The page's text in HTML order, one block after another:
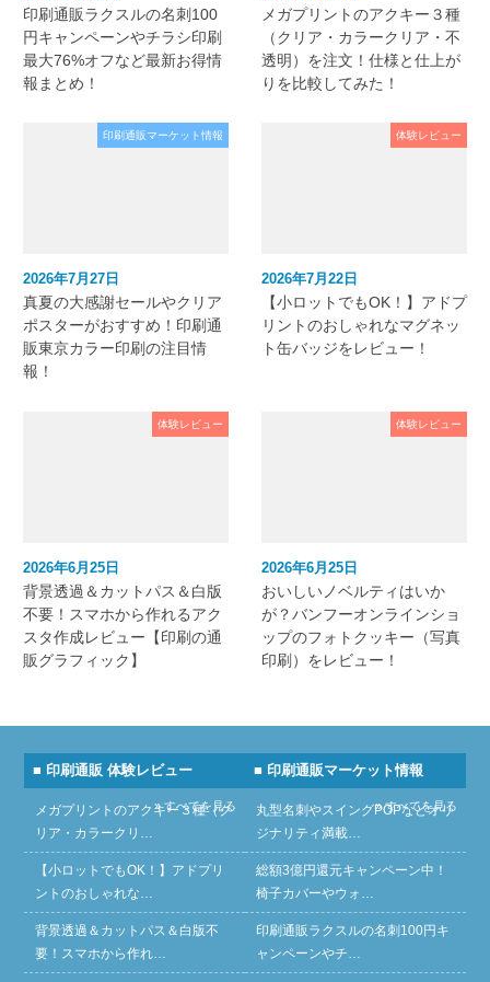
印刷通販ラクスルの名刺100
円キャンペーンやチラシ印刷
最大76%オフなど最新お得情
報まとめ！
メガプリントのアクキー３種
（クリア・カラークリア・不
透明）を注文！仕様と仕上が
りを比較してみた！
印刷通販マーケット情報
2026年7月27日
真夏の大感謝セールやクリア
ポスターがおすすめ！印刷通
販東京カラー印刷の注目情
報！
体験レビュー
2026年7月22日
【小ロットでもOK！】アドプ
リントのおしゃれなマグネッ
ト缶バッジをレビュー！
体験レビュー
2026年6月25日
背景透過＆カットパス＆白版
不要！スマホから作れるアク
スタ作成レビュー【印刷の通
販グラフィック】
体験レビュー
2026年6月25日
おいしいノベルティはいか
が？バンフーオンラインショ
ップのフォトクッキー（写真
印刷）をレビュー！
■ 印刷通販 体験レビュー
» すべてを見る
メガプリントのアクキー３種（ク
リア・カラークリ…
【小ロットでもOK！】アドプリ
ントのおしゃれな…
背景透過＆カットパス＆白版不
要！スマホから作れ…
■ 印刷通販マーケット情報
» すべてを見る
丸型名刺やスイングPOPなどオリ
ジナリティ満載…
総額3億円還元キャンペーン中！
椅子カバーやウォ…
印刷通販ラクスルの名刺100円キ
ャンペーンやチ…